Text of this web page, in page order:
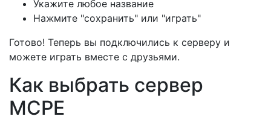
Укажите любое название
Нажмите "сохранить" или "играть"
Готово! Теперь вы подключились к серверу и
можете играть вместе с друзьями.
Как выбрать сервер
MCPE